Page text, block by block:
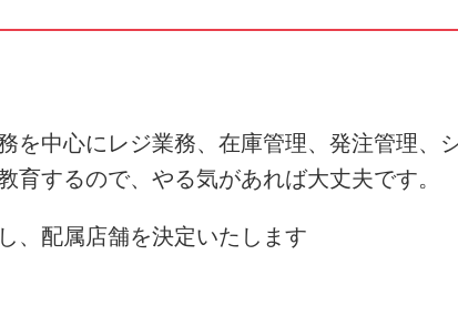
を中心にレジ業務、在庫管理、発注管理、
するので、やる気があれば大丈夫です。
、配属店舗を決定いたします